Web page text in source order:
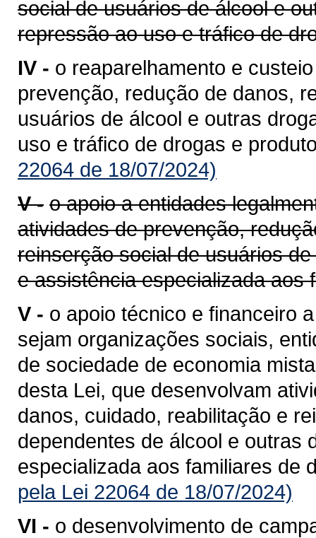
social de usuários de álcool e
repressão ao uso e tráfico de
IV - o reaparelhamento e
prevenção, redução de danos,
usuários de álcool e outras
uso e tráfico de drogas e
22064 de 18/07/2024)
V - o apoio a entidades
atividades de prevenção,
reinserção social de usuários
e assistência especializada aos
V - o apoio técnico e financeiro
sejam organizações sociais,
de sociedade de economia
desta Lei, que desenvolvam
danos, cuidado, reabilitação e
dependentes de álcool e outras
especializada aos familiares de
pela Lei 22064 de 18/07/2024)
VI - o desenvolvimento de